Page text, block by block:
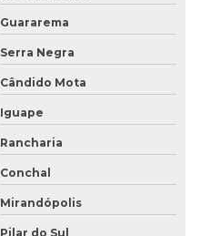
Guararema
Serra Negra
Cândido Mota
Iguape
Rancharia
Conchal
Mirandópolis
Pilar do Sul